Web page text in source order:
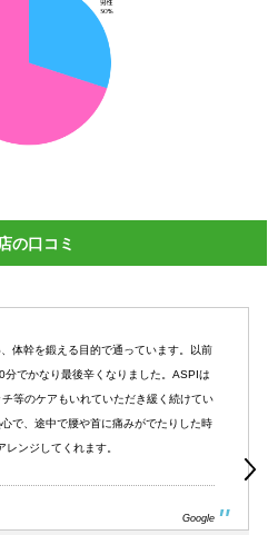
の口コミ
体幹を鍛える目的で通っています。以前
でかなり最後辛くなりました。ASPIは
等のケアもいれていただき緩く続けてい
で、途中で腰や首に痛みがでたりした時
レンジしてくれます。
Google